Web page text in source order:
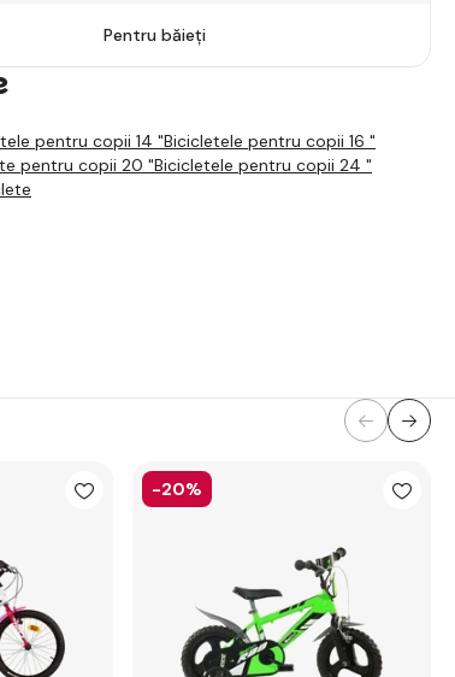
Pentru băieți
pentru copii 14 "Bicicletele pentru copii 16 "
pentru copii 20 "Bicicletele pentru copii 24 "
-20%